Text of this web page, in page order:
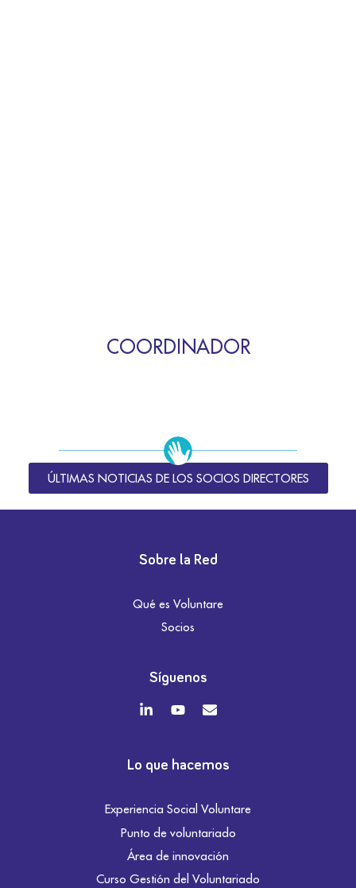
COORDINADOR
ÚLTIMAS NOTICIAS DE LOS SOCIOS DIRECTORES
Sobre la Red
Qué es Voluntare
Socios
Síguenos
Lo que hacemos
Experiencia Social Voluntare
Punto de voluntariado
Área de innovación
Curso Gestión del Voluntariado